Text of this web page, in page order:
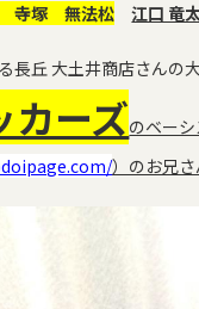
寺塚 無法松
江口 竜
長丘 大土井商店さんの
カーズのベー
）のお兄